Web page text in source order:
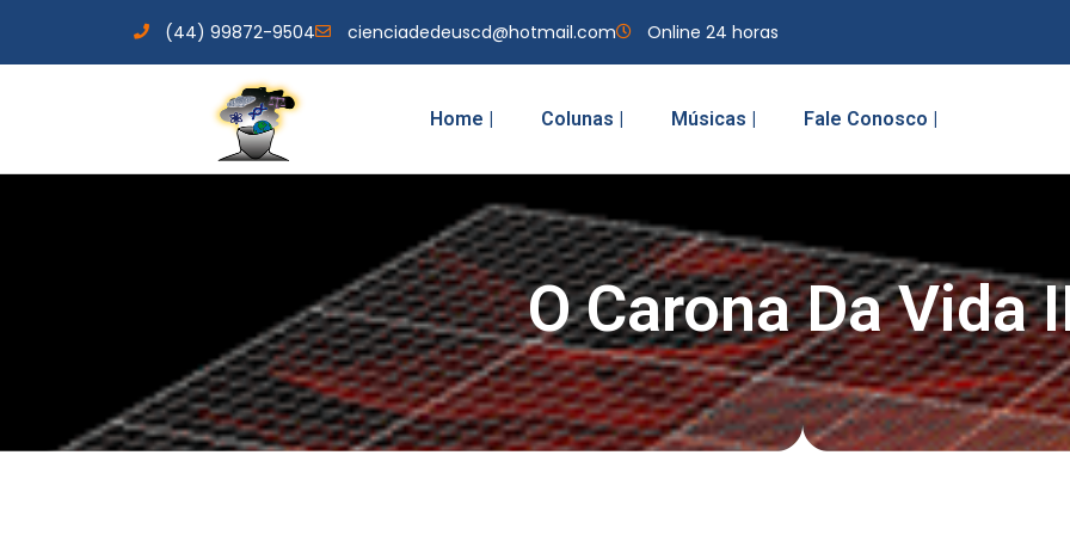
(44) 99872-9504 cienciadedeuscd@hotmail.com Online 24 horas
Home | Colunas | Músicas | Fale Conosco |
O Carona Da Vida